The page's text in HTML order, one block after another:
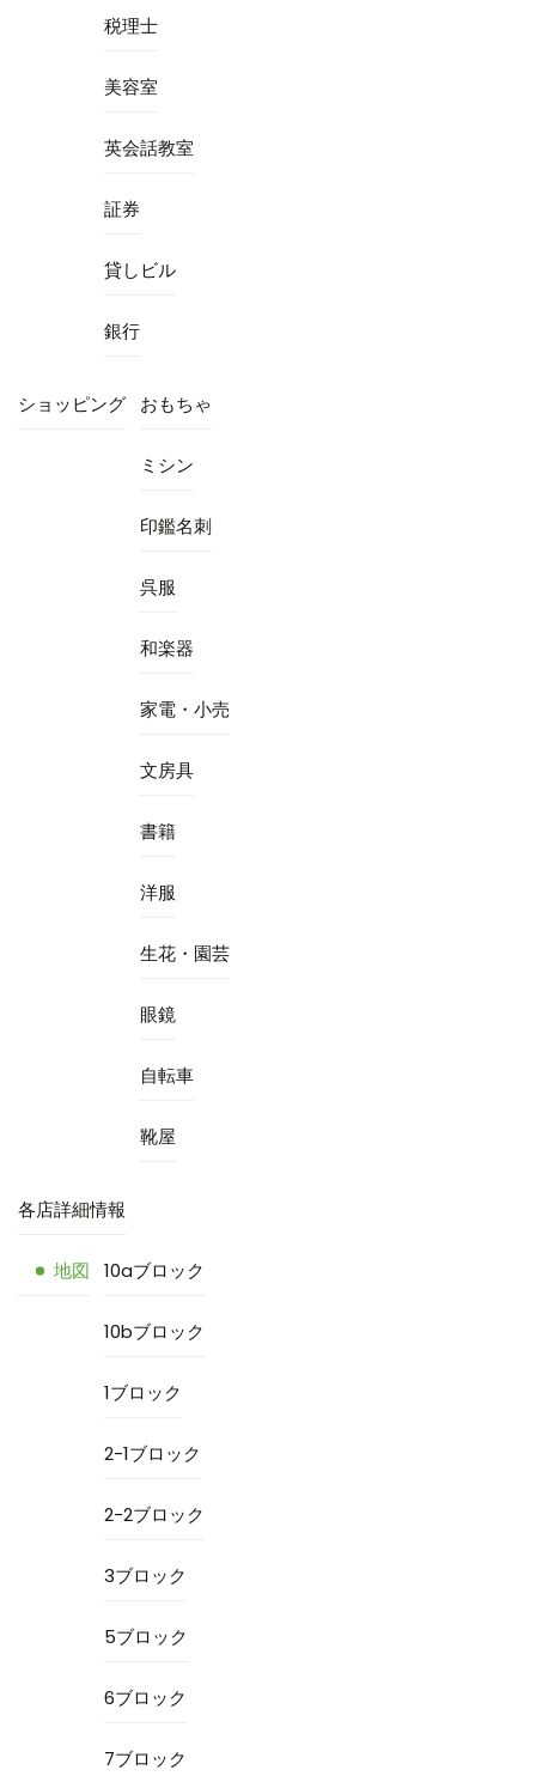
税理士
美容室
英会話教室
証券
貸しビル
銀行
ショッピング おもちゃ
ミシン
印鑑名刺
呉服
和楽器
家電・小売
文房具
書籍
洋服
生花・園芸
眼鏡
自転車
靴屋
各店詳細情報
地図 10aブロック
10bブロック
1ブロック
2-1ブロック
2-2ブロック
3ブロック
5ブロック
6ブロック
7ブロック